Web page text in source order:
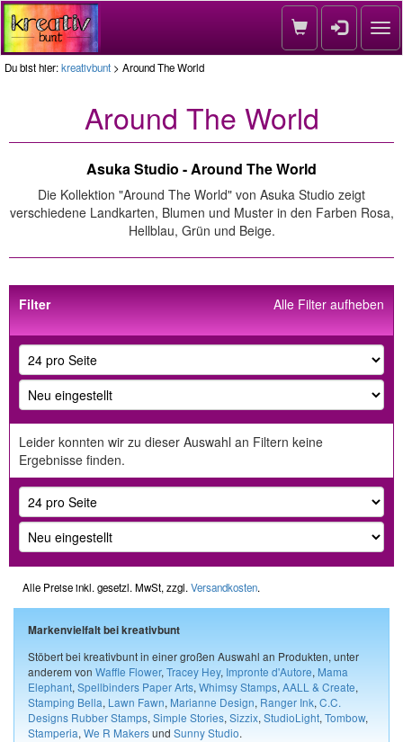
Du bist hier:kreativbunt > Around The World
Around The World
Asuka Studio - Around The World
Die Kollektion "Around The World" von Asuka Studio zeigt
verschiedene Landkarten, Blumen und Muster in den Farben Rosa,
Hellblau, Grün und Beige.
Alle Filter aufheben
Filter
Leider konnten wir zu dieser Auswahl an Filtern keine
Ergebnisse finden.
Alle Preise inkl. gesetzl. MwSt, zzgl. Versandkosten.
Markenvielfalt bei kreativbunt
Stöbert bei kreativbunt in einer großen Auswahl an Produkten, unter
anderem von Waffle Flower, Tracey Hey, Impronte d'Autore, Mama
Elephant, Spellbinders Paper Arts, Whimsy Stamps, AALL & Create,
Stamping Bella, Lawn Fawn, Marianne Design, Ranger Ink, C.C.
Designs Rubber Stamps, Simple Stories, Sizzix, StudioLight, Tombow,
Stamperia, We R Makersund Sunny Studio.